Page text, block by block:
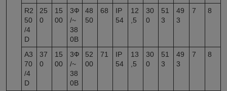
R2
50
/4
D
25
0
15
00
3Ф
/~
38
0В
48
50
68
IP
54
12
,5
30
0
51
3
49
3
7 8
A3
70
/4
D
37
0
15
00
3Ф
/~
38
0В
52
00
71
IP
54
13
,5
30
0
51
3
49
3
7 8